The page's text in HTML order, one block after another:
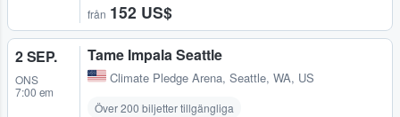
från 152 US$
2 SEP.
ONS
7:00 em
Tame Impala Seattle
Climate Pledge Arena, Seattle, WA, US
Över 200 biljetter tillgängliga